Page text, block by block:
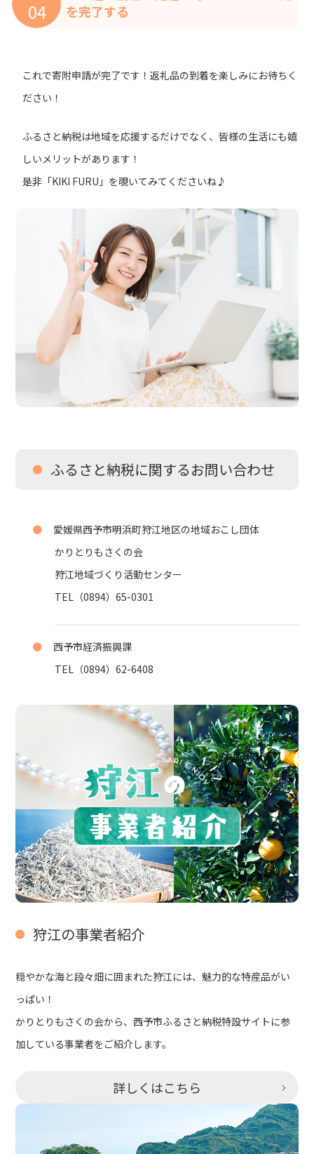
04
を完了する
これで寄附申請が完了です！返礼品の到着を楽しみにお待ちく
ださい！
ふるさと納税は地域を応援するだけでなく、皆様の生活にも嬉
しいメリットがあります！
是非「KIKI FURU」を覗いてみてくださいね♪
ふるさと納税に関するお問い合わせ
●
愛媛県西予市明浜町狩江地区の地域おこし団体
かりとりもさくの会
狩江地域づくり活動センター
TEL（0894）65-0301
●
西予市経済振興課
TEL（0894）62-6408
狩江の事業者紹介
穏やかな海と段々畑に囲まれた狩江には、魅力的な特産品がい
っぱい！
かりとりもさくの会から、西予市ふるさと納税特設サイトに参
加している事業者をご紹介します。
詳しくはこちら